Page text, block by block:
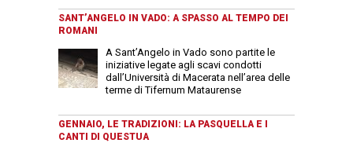
SANT’ANGELO IN VADO: A SPASSO AL TEMPO DEI
ROMANI
A Sant’Angelo in Vado sono partite le
iniziative legate agli scavi condotti
dall’Università di Macerata nell’area delle
terme di Tifernum Mataurense
GENNAIO, LE TRADIZIONI: LA PASQUELLA E I
CANTI DI QUESTUA